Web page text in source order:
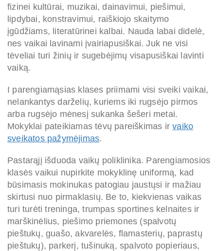
fizinei kultūrai, muzikai, dainavimui, piešimui,
lipdybai, konstravimui, raiškiojo skaitymo
įgūdžiams, literatūrinei kalbai. Nauda labai didelė,
nes vaikai lavinami įvairiapusiškai. Juk ne visi
tėveliai turi žinių ir sugebėjimų visapusiškai lavinti
vaiką.
I parengiamąsias klases priimami visi sveiki vaikai,
nelankantys darželių, kuriems iki rugsėjo pirmos
arba rugsėjo mėnesį sukanka šešeri metai.
Mokyklai pateikiamas tėvų pareiškimas irvaiko
sveikatos pažymėjimas.
Pastarąjį išduoda vaikų poliklinika. Parengiamosios
klasės vaikui nupirkite mokyklinę uniformą, kad
būsimasis mokinukas patogiau jaustųsi ir mažiau
skirtusi nuo pirmaklasių. Be to, kiekvienas vaikas
turi turėti treninga, trumpas sportines kelnaites ir
marškinėlius, piešimo priemones (spalvotų
pieštukų, guašo, akvarelės, flamasterių, paprastų
pieštukų), parkerį, tušinuką, spalvoto popieriaus,